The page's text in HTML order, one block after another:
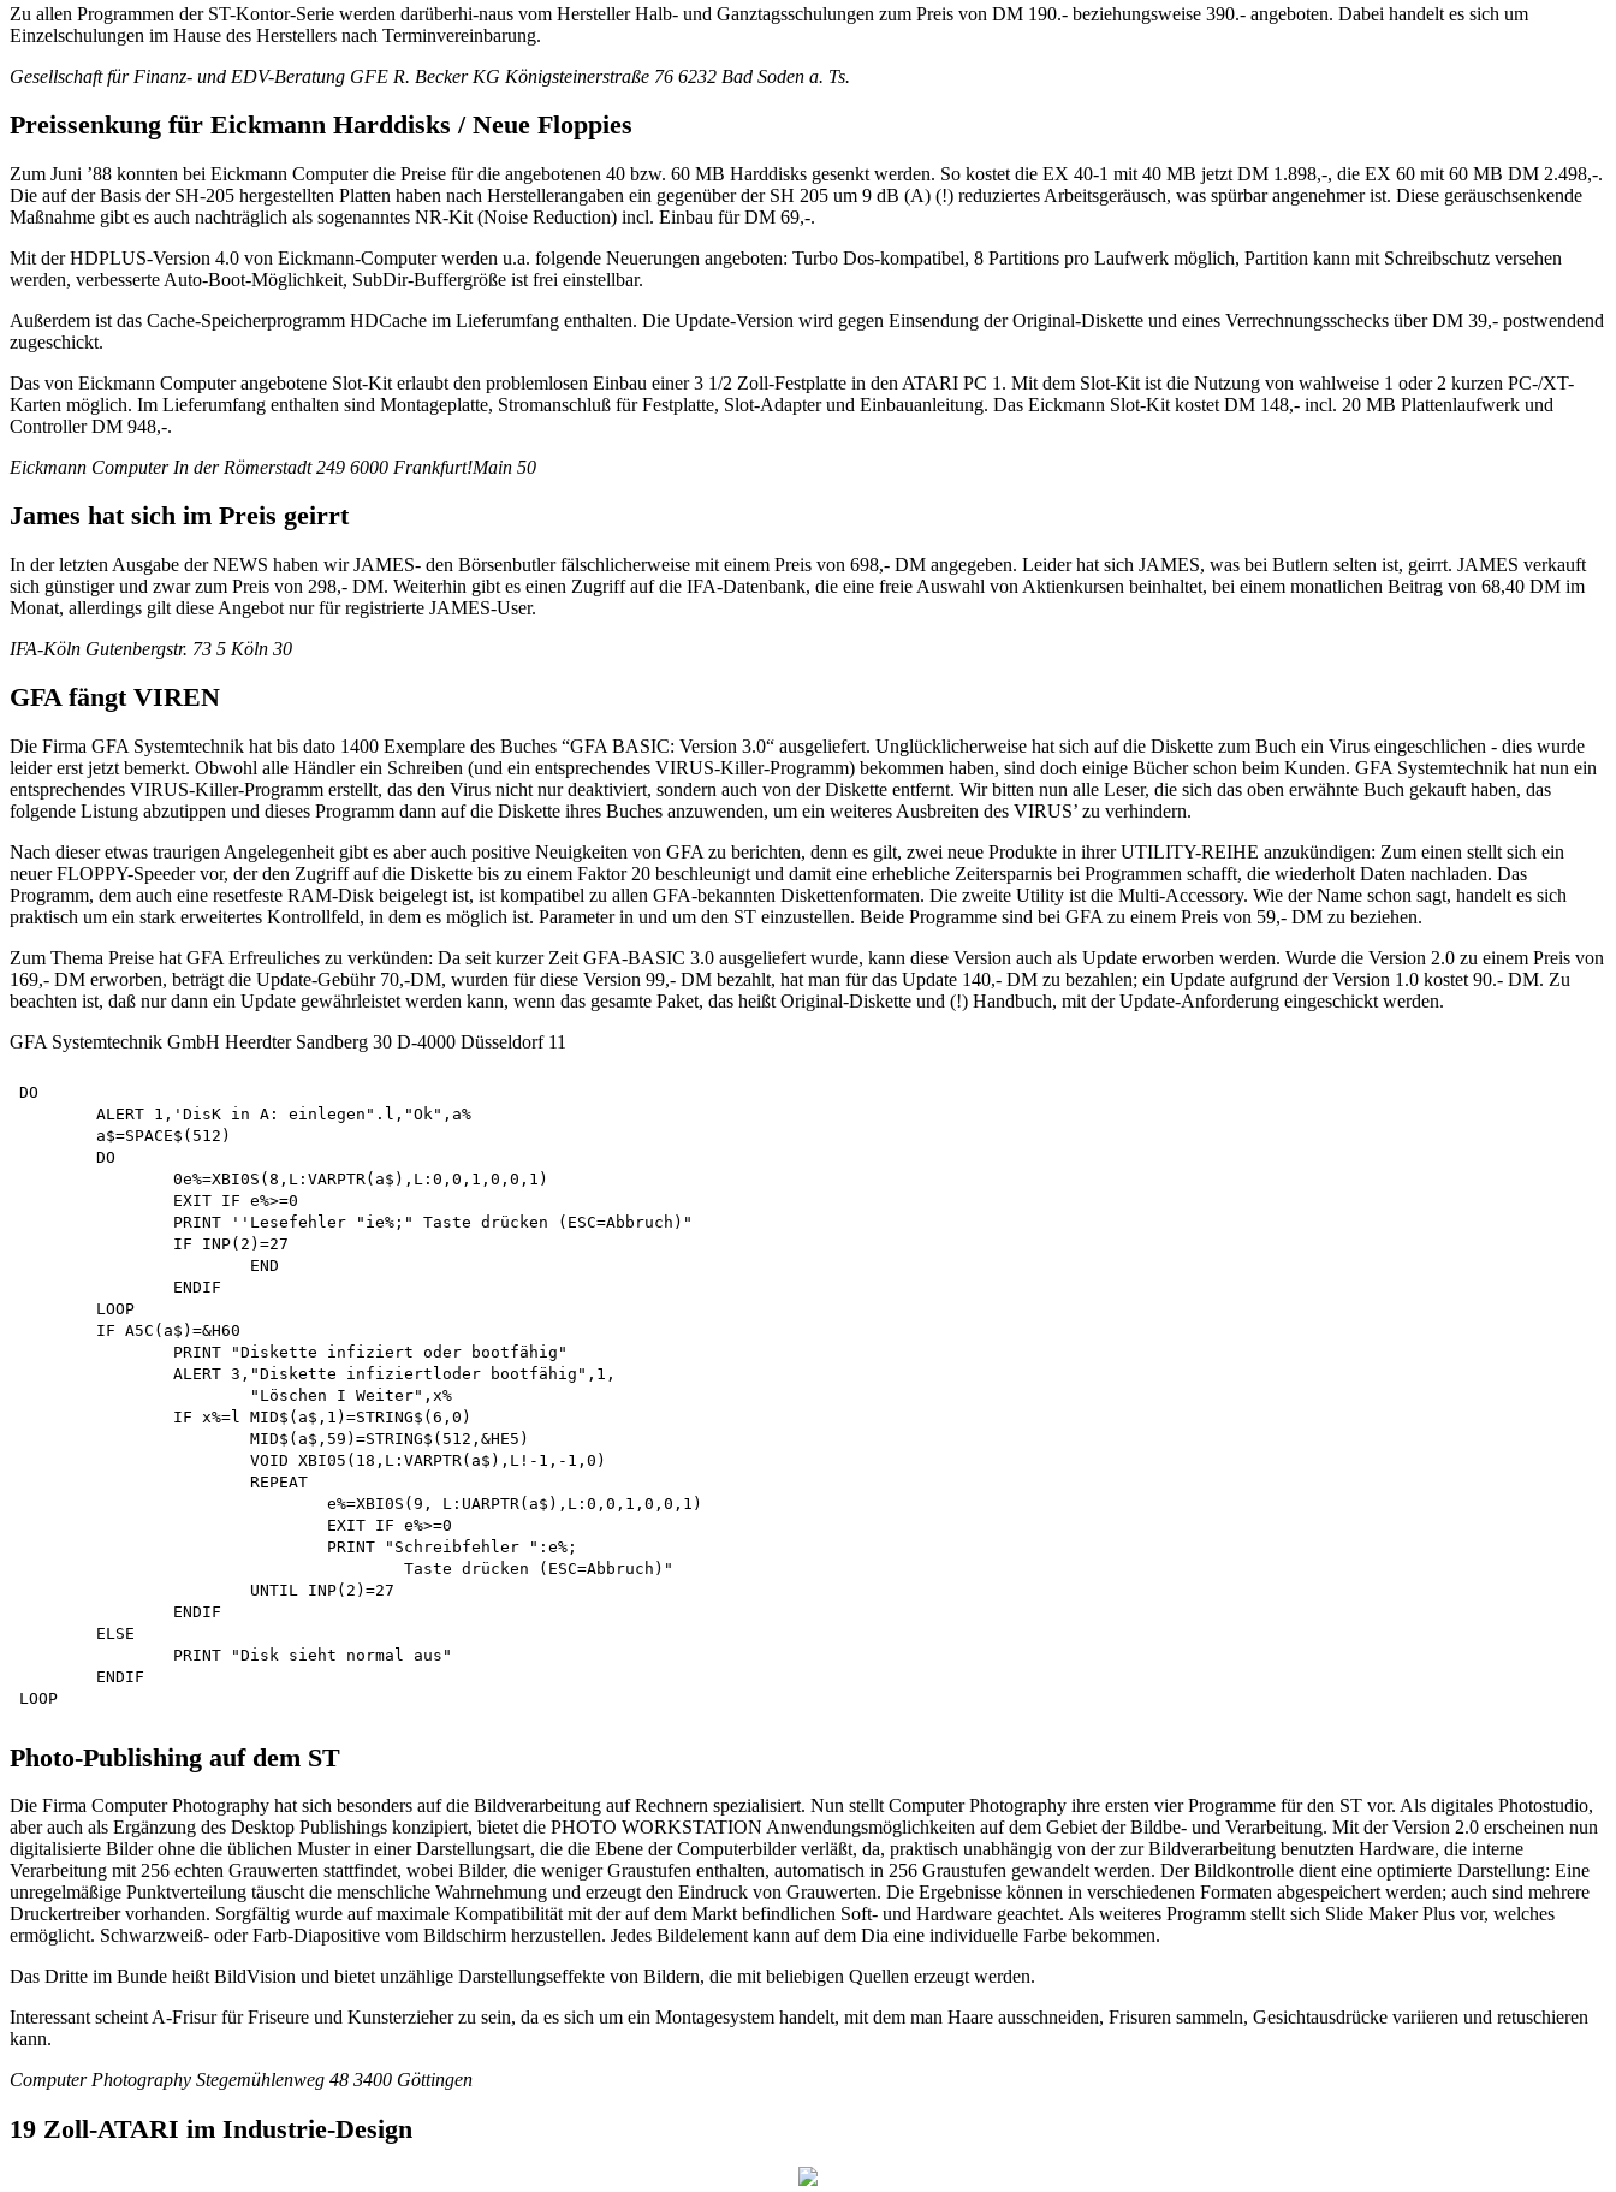
Zu allen Programmen der ST-Kontor-Serie werden darüberhi-naus vom Hersteller Halb- und Ganztagsschulungen zum Preis von DM 190.- beziehungsweise 390.- angeboten. Dabei handelt es sich um
Einzelschulungen im Hause des Herstellers nach Terminvereinbarung.
Gesellschaft für Finanz- und EDV-Beratung GFE R. Becker KG Königsteinerstraße 76 6232 Bad Soden a. Ts.
Preissenkung für Eickmann Harddisks / Neue Floppies
Zum Juni ’88 konnten bei Eickmann Computer die Preise für die angebotenen 40 bzw. 60 MB Harddisks gesenkt werden. So kostet die EX 40-1 mit 40 MB jetzt DM 1.898,-, die EX 60 mit 60 MB DM 2.498,-.
Die auf der Basis der SH-205 hergestellten Platten haben nach Herstellerangaben ein gegenüber der SH 205 um 9 dB (A) (!) reduziertes Arbeitsgeräusch, was spürbar angenehmer ist. Diese geräuschsenkende
Maßnahme gibt es auch nachträglich als sogenanntes NR-Kit (Noise Reduction) incl. Einbau für DM 69,-.
Mit der HDPLUS-Version 4.0 von Eickmann-Computer werden u.a. folgende Neuerungen angeboten: Turbo Dos-kompatibel, 8 Partitions pro Laufwerk möglich, Partition kann mit Schreibschutz versehen
werden, verbesserte Auto-Boot-Möglichkeit, SubDir-Buffergröße ist frei einstellbar.
Außerdem ist das Cache-Speicherprogramm HDCache im Lieferumfang enthalten. Die Update-Version wird gegen Einsendung der Original-Diskette und eines Verrechnungsschecks über DM 39,- postwendend
zugeschickt.
Das von Eickmann Computer angebotene Slot-Kit erlaubt den problemlosen Einbau einer 3 1/2 Zoll-Festplatte in den ATARI PC 1. Mit dem Slot-Kit ist die Nutzung von wahlweise 1 oder 2 kurzen PC-/XT-
Karten möglich. Im Lieferumfang enthalten sind Montageplatte, Stromanschluß für Festplatte, Slot-Adapter und Einbauanleitung. Das Eickmann Slot-Kit kostet DM 148,- incl. 20 MB Plattenlaufwerk und
Controller DM 948,-.
Eickmann Computer In der Römerstadt 249 6000 Frankfurt!Main 50
James hat sich im Preis geirrt
In der letzten Ausgabe der NEWS haben wir JAMES- den Börsenbutler fälschlicherweise mit einem Preis von 698,- DM angegeben. Leider hat sich JAMES, was bei Butlern selten ist, geirrt. JAMES verkauft
sich günstiger und zwar zum Preis von 298,- DM. Weiterhin gibt es einen Zugriff auf die IFA-Datenbank, die eine freie Auswahl von Aktienkursen beinhaltet, bei einem monatlichen Beitrag von 68,40 DM im
Monat, allerdings gilt diese Angebot nur für registrierte JAMES-User.
IFA-Köln Gutenbergstr. 73 5 Köln 30
GFA fängt VIREN
Die Firma GFA Systemtechnik hat bis dato 1400 Exemplare des Buches “GFA BASIC: Version 3.0“ ausgeliefert. Unglücklicherweise hat sich auf die Diskette zum Buch ein Virus eingeschlichen - dies wurde
leider erst jetzt bemerkt. Obwohl alle Händler ein Schreiben (und ein entsprechendes VIRUS-Killer-Programm) bekommen haben, sind doch einige Bücher schon beim Kunden. GFA Systemtechnik hat nun ein
entsprechendes VIRUS-Killer-Programm erstellt, das den Virus nicht nur deaktiviert, sondern auch von der Diskette entfernt. Wir bitten nun alle Leser, die sich das oben erwähnte Buch gekauft haben, das
folgende Listung abzutippen und dieses Programm dann auf die Diskette ihres Buches anzuwenden, um ein weiteres Ausbreiten des VIRUS’ zu verhindern.
Nach dieser etwas traurigen Angelegenheit gibt es aber auch positive Neuigkeiten von GFA zu berichten, denn es gilt, zwei neue Produkte in ihrer UTILITY-REIHE anzukündigen: Zum einen stellt sich ein
neuer FLOPPY-Speeder vor, der den Zugriff auf die Diskette bis zu einem Faktor 20 beschleunigt und damit eine erhebliche Zeitersparnis bei Programmen schafft, die wiederholt Daten nachladen. Das
Programm, dem auch eine resetfeste RAM-Disk beigelegt ist, ist kompatibel zu allen GFA-bekannten Diskettenformaten. Die zweite Utility ist die Multi-Accessory. Wie der Name schon sagt, handelt es sich
praktisch um ein stark erweitertes Kontrollfeld, in dem es möglich ist. Parameter in und um den ST einzustellen. Beide Programme sind bei GFA zu einem Preis von 59,- DM zu beziehen.
Zum Thema Preise hat GFA Erfreuliches zu verkünden: Da seit kurzer Zeit GFA-BASIC 3.0 ausgeliefert wurde, kann diese Version auch als Update erworben werden. Wurde die Version 2.0 zu einem Preis von
169,- DM erworben, beträgt die Update-Gebühr 70,-DM, wurden für diese Version 99,- DM bezahlt, hat man für das Update 140,- DM zu bezahlen; ein Update aufgrund der Version 1.0 kostet 90.- DM. Zu
beachten ist, daß nur dann ein Update gewährleistet werden kann, wenn das gesamte Paket, das heißt Original-Diskette und (!) Handbuch, mit der Update-Anforderung eingeschickt werden.
GFA Systemtechnik GmbH Heerdter Sandberg 30 D-4000 Düsseldorf 11
DO
Photo-Publishing auf dem ST
Die Firma Computer Photography hat sich besonders auf die Bildverarbeitung auf Rechnern spezialisiert. Nun stellt Computer Photography ihre ersten vier Programme für den ST vor. Als digitales Photostudio,
aber auch als Ergänzung des Desktop Publishings konzipiert, bietet die PHOTO WORKSTATION Anwendungsmöglichkeiten auf dem Gebiet der Bildbe- und Verarbeitung. Mit der Version 2.0 erscheinen nun
digitalisierte Bilder ohne die üblichen Muster in einer Darstellungsart, die die Ebene der Computerbilder verläßt, da, praktisch unabhängig von der zur Bildverarbeitung benutzten Hardware, die interne
Verarbeitung mit 256 echten Grauwerten stattfindet, wobei Bilder, die weniger Graustufen enthalten, automatisch in 256 Graustufen gewandelt werden. Der Bildkontrolle dient eine optimierte Darstellung: Eine
unregelmäßige Punktverteilung täuscht die menschliche Wahrnehmung und erzeugt den Eindruck von Grauwerten. Die Ergebnisse können in verschiedenen Formaten abgespeichert werden; auch sind mehrere
Druckertreiber vorhanden. Sorgfältig wurde auf maximale Kompatibilität mit der auf dem Markt befindlichen Soft- und Hardware geachtet. Als weiteres Programm stellt sich Slide Maker Plus vor, welches
ermöglicht. Schwarzweiß- oder Farb-Diapositive vom Bildschirm herzustellen. Jedes Bildelement kann auf dem Dia eine individuelle Farbe bekommen.
Das Dritte im Bunde heißt BildVision und bietet unzählige Darstellungseffekte von Bildern, die mit beliebigen Quellen erzeugt werden.
Interessant scheint A-Frisur für Friseure und Kunsterzieher zu sein, da es sich um ein Montagesystem handelt, mit dem man Haare ausschneiden, Frisuren sammeln, Gesichtausdrücke variieren und retuschieren
kann.
Computer Photography Stegemühlenweg 48 3400 Göttingen
19 Zoll-ATARI im Industrie-Design